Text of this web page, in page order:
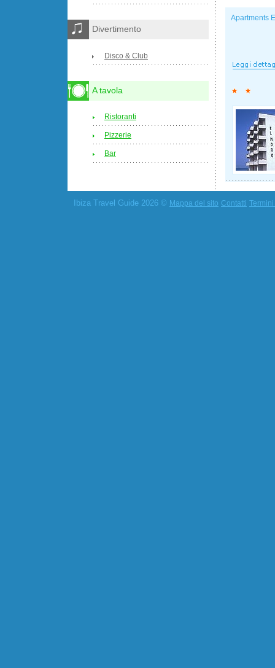
Apartments
Divertimento
Disco & Club
A tavola
Ristoranti
Pizzerie
Bar
Ibiza Travel Guide 2026 © Mappa del sito Contatti